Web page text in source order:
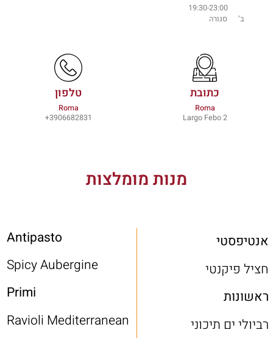
ב’ סגורה
כתובת
Roma
Largo Febo 2
טלפון
Roma
3906682831+
מנות מומלצות
אנטיפסטי
חציל פיקנטי
ראשונות
רביולי ים תיכוני
Antipasto
Spicy Aubergine
Primi
Ravioli Mediterranean